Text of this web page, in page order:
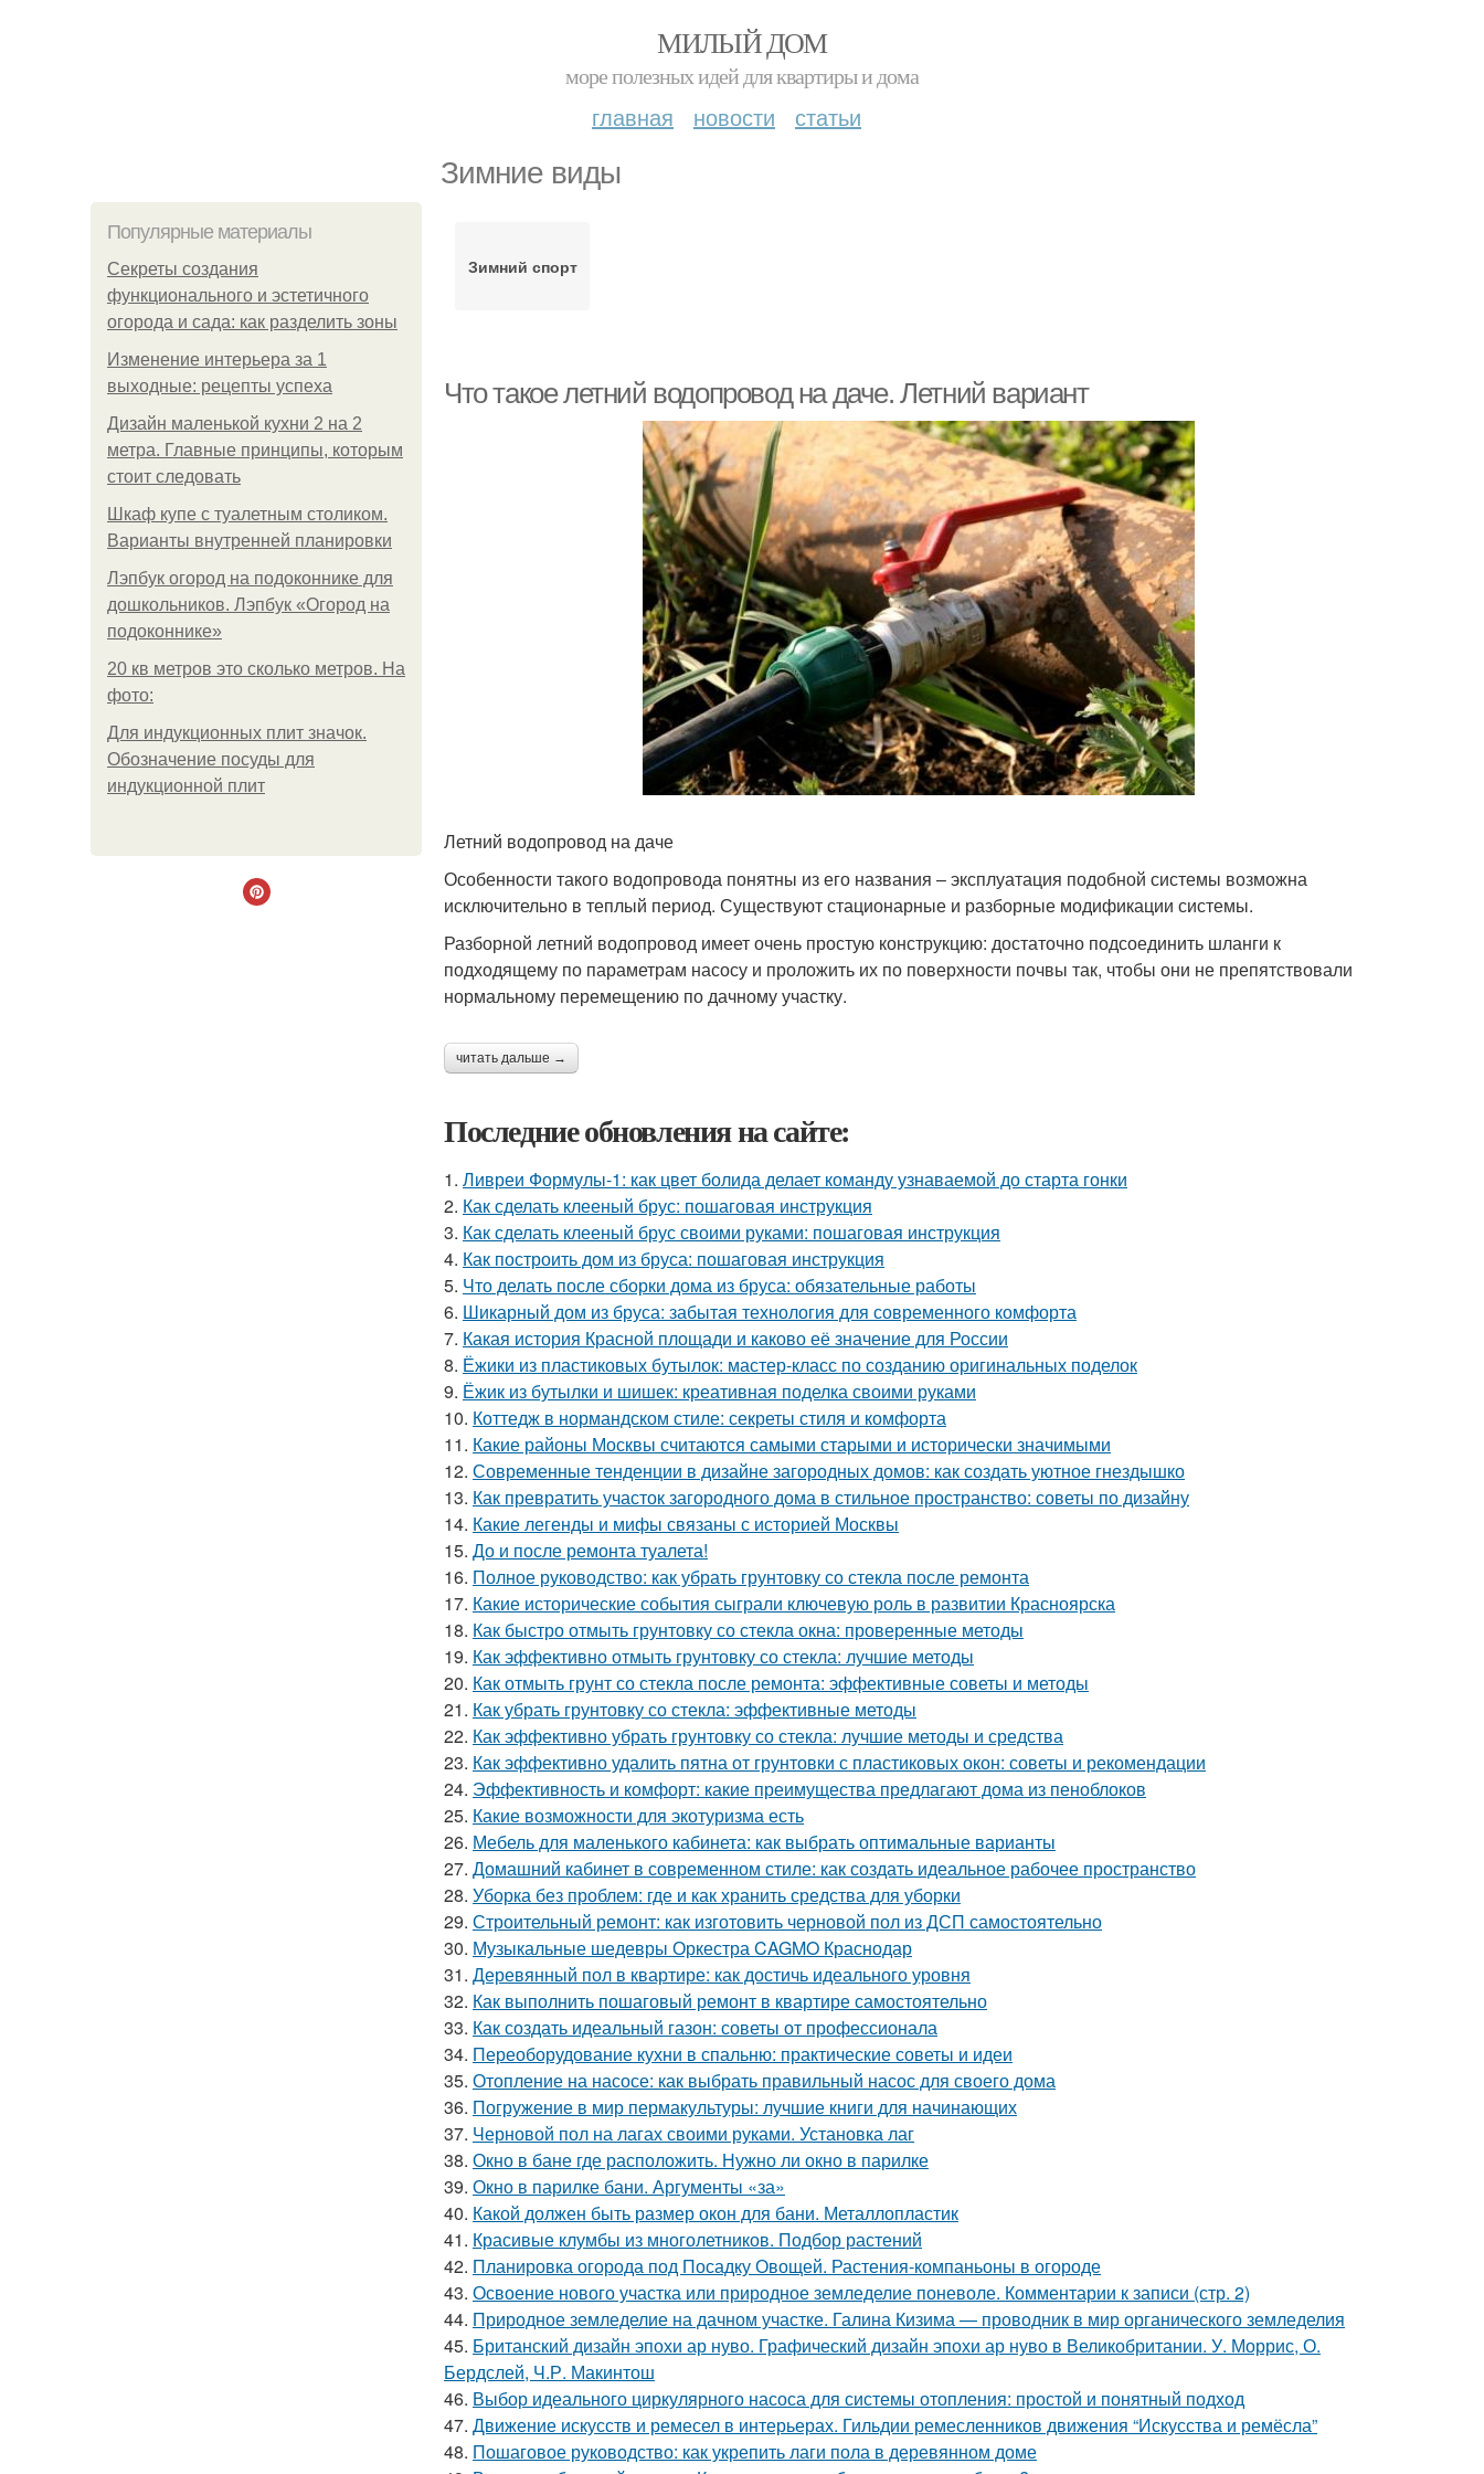
МИЛЫЙ ДОМ
море полезных идей для квартиры и дома
главная новости статьи
Зимние виды
Популярные материалы
Секреты создания
функционального и эстетичного
огорода и сада: как разделить зоны
Изменение интерьера за 1
выходные: рецепты успеха
Дизайн маленькой кухни 2 на 2
метра. Главные принципы, которым
стоит следовать
Шкаф купе с туалетным столиком.
Варианты внутренней планировки
Лэпбук огород на подоконнике для
дошкольников. Лэпбук «Огород на
подоконнике»
20 кв метров это сколько метров. На
фото:
Для индукционных плит значок.
Обозначение посуды для
индукционной плит
Зимний спорт
Что такое летний водопровод на даче. Летний вариант
Летний водопровод на даче
Особенности такого водопровода понятны из его названия – эксплуатация подобной системы возможна
исключительно в теплый период. Существуют стационарные и разборные модификации системы.
Разборной летний водопровод имеет очень простую конструкцию: достаточно подсоединить шланги к
подходящему по параметрам насосу и проложить их по поверхности почвы так, чтобы они не препятствовали
нормальному перемещению по дачному участку.
читать дальше →
Последние обновления на сайте:
1. Ливреи Формулы-1: как цвет болида делает команду узнаваемой до старта гонки
2. Как сделать клееный брус: пошаговая инструкция
3. Как сделать клееный брус своими руками: пошаговая инструкция
4. Как построить дом из бруса: пошаговая инструкция
5. Что делать после сборки дома из бруса: обязательные работы
6. Шикарный дом из бруса: забытая технология для современного комфорта
7. Какая история Красной площади и каково её значение для России
8. Ёжики из пластиковых бутылок: мастер-класс по созданию оригинальных поделок
9. Ёжик из бутылки и шишек: креативная поделка своими руками
10. Коттедж в нормандском стиле: секреты стиля и комфорта
11. Какие районы Москвы считаются самыми старыми и исторически значимыми
12. Современные тенденции в дизайне загородных домов: как создать уютное гнездышко
13. Как превратить участок загородного дома в стильное пространство: советы по дизайну
14. Какие легенды и мифы связаны с историей Москвы
15. До и после ремонта туалета!
16. Полное руководство: как убрать грунтовку со стекла после ремонта
17. Какие исторические события сыграли ключевую роль в развитии Красноярска
18. Как быстро отмыть грунтовку со стекла окна: проверенные методы
19. Как эффективно отмыть грунтовку со стекла: лучшие методы
20. Как отмыть грунт со стекла после ремонта: эффективные советы и методы
21. Как убрать грунтовку со стекла: эффективные методы
22. Как эффективно убрать грунтовку со стекла: лучшие методы и средства
23. Как эффективно удалить пятна от грунтовки с пластиковых окон: советы и рекомендации
24. Эффективность и комфорт: какие преимущества предлагают дома из пеноблоков
25. Какие возможности для экотуризма есть
26. Мебель для маленького кабинета: как выбрать оптимальные варианты
27. Домашний кабинет в современном стиле: как создать идеальное рабочее пространство
28. Уборка без проблем: где и как хранить средства для уборки
29. Строительный ремонт: как изготовить черновой пол из ДСП самостоятельно
30. Музыкальные шедевры Оркестра CAGMO Краснодар
31. Деревянный пол в квартире: как достичь идеального уровня
32. Как выполнить пошаговый ремонт в квартире самостоятельно
33. Как создать идеальный газон: советы от профессионала
34. Переоборудование кухни в спальню: практические советы и идеи
35. Отопление на насосе: как выбрать правильный насос для своего дома
36. Погружение в мир пермакультуры: лучшие книги для начинающих
37. Черновой пол на лагах своими руками. Установка лаг
38. Окно в бане где расположить. Нужно ли окно в парилке
39. Окно в парилке бани. Аргументы «за»
40. Какой должен быть размер окон для бани. Металлопластик
41. Красивые клумбы из многолетников. Подбор растений
42. Планировка огорода под Посадку Овощей. Растения-компаньоны в огороде
43. Освоение нового участка или природное земледелие поневоле. Комментарии к записи (стр. 2)
44. Природное земледелие на дачном участке. Галина Кизима — проводник в мир органического земледелия
45. Британский дизайн эпохи ар нуво. Графический дизайн эпохи ар нуво в Великобритании. У. Моррис, О.
Бердслей, Ч.Р. Макинтош
46. Выбор идеального циркулярного насоса для системы отопления: простой и понятный подход
47. Движение искусств и ремесел в интерьерах. Гильдии ремесленников движения “Искусства и ремёсла”
48. Пошаговое руководство: как укрепить лаги пола в деревянном доме